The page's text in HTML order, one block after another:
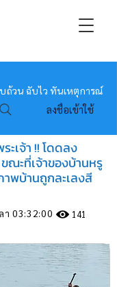
บถ้วน ฉับไว ทันเหตุการณ์
ลงชื่อเข้าใช้
เจ้า !! โดดลง
ณะที่เจ้าของบ้านหรู
าพบ้านถูกละเลงสี
า 03:32:00 141